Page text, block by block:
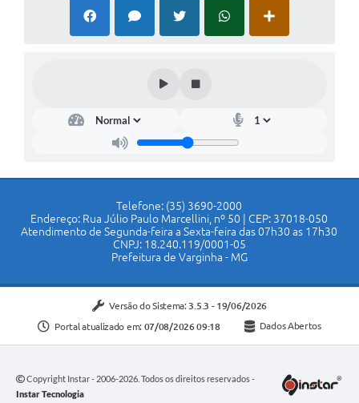
Telefone: (35) 3690-2000
Endereço: Rua Júlio Paulo Marcellini, nº 50 | CEP: 37018-050
Atendimento de Segunda-feira a Sexta-feira das 07h30 as 17h30
CNPJ: 18.240.119/0001-05
Prefeitura de Varginha - MG
Versão do Sistema: 3.5.3 - 19/06/2026
Portal atualizado em: 07/08/2026 09:18 Dados Abertos
Copyright Instar - 2006-2026. Todos os direitos reservados -
Instar Tecnologia